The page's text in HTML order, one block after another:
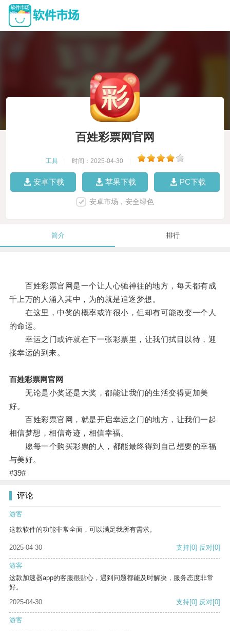
百姓彩票网官网
工具 时间：2025-04-30
安卓下载 苹果下载 PC下载
安卓市场，安全绿色
简介 排行
百姓彩票官网是一个让人心驰神往的地方，每天都有成
千上万的人涌入其中，为的就是追逐梦想。
在这里，中奖的概率或许很小，但却有可能改变一个人
的命运。
幸运之门或许就在下一张彩票里，让我们拭目以待，迎
接幸运的到来。
百姓彩票网官网
无论是小奖还是大奖，都能让我们的生活变得更加美
好。
百姓彩票官网，就是开启幸运之门的地方，让我们一起
相信梦想，相信奇迹，相信幸福。
愿每一个购买彩票的人，都能最终得到自己想要的幸福
与美好。
#39#
评论
游客
这款软件的功能非常全面，可以满足我所有需求。
2025-04-30 支持[0] 反对[0]
游客
这款加速器app的客服很贴心，遇到问题都能及时解决，服务态度非常
好。
2025-04-30
支持[0] 反对[0]
游客